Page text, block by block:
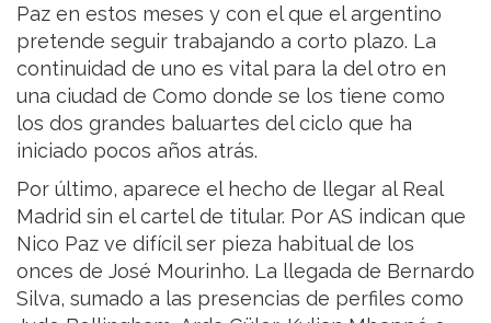
Paz en estos meses y con el que el argentino
pretende seguir trabajando a corto plazo. La
continuidad de uno es vital para la del otro en
una ciudad de Como donde se los tiene como
los dos grandes baluartes del ciclo que ha
iniciado pocos años atrás.
Por último, aparece el hecho de llegar al Real
Madrid sin el cartel de titular. Por AS indican que
Nico Paz ve difícil ser pieza habitual de los
onces de José Mourinho. La llegada de Bernardo
Silva, sumado a las presencias de perfiles como